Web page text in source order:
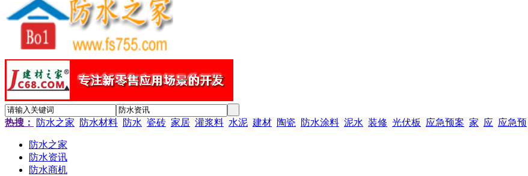
热搜： 防水之家 防水材料 防水 瓷砖 家居 灌浆料 水泥 建材 陶瓷 防水涂料 泥水 装修 光伏板 应急预案 家 应 应急预
防水之家
防水资讯
防水商机